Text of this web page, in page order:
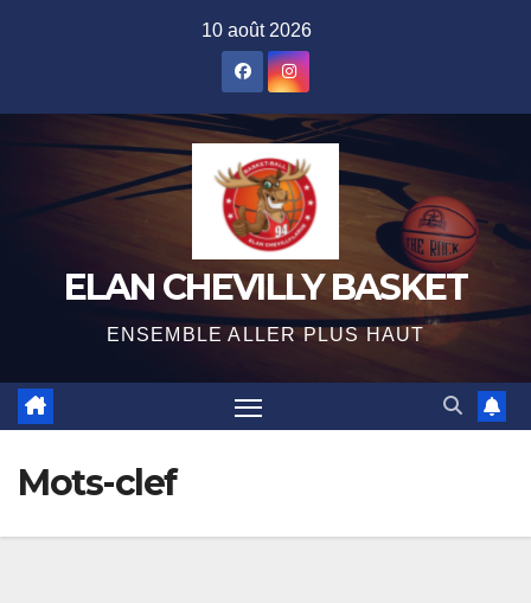
10 août 2026
ELAN CHEVILLY BASKET
ENSEMBLE ALLER PLUS HAUT
Mots-clef